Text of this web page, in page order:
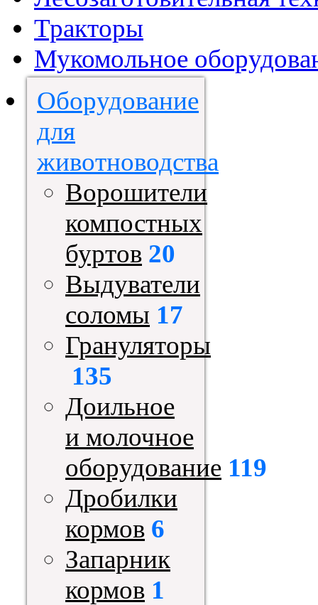
Тракторы
Мукомольное
Оборудование
для
животноводства
Ворошители
компостных
буртов 20
Выдуватели
соломы 17
Грануляторы
135
Доильное
и молочное
оборудование 119
Дробилки
кормов 6
Запарник
кормов 1